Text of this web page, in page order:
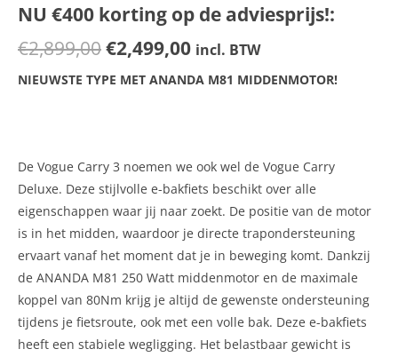
NU €400 korting op de adviesprijs!:
€2,899,00€2,499,00 incl. BTW
NIEUWSTE TYPE MET ANANDA M81 MIDDENMOTOR!
De Vogue Carry 3 noemen we ook wel de Vogue Carry
Deluxe. Deze stijlvolle e-bakfiets beschikt over alle
eigenschappen waar jij naar zoekt. De positie van de motor
is in het midden, waardoor je directe trapondersteuning
ervaart vanaf het moment dat je in beweging komt. Dankzij
de ANANDA M81 250 Watt middenmotor en de maximale
koppel van 80Nm krijg je altijd de gewenste ondersteuning
tijdens je fietsroute, ook met een volle bak. Deze e-bakfiets
heeft een stabiele wegligging. Het belastbaar gewicht is